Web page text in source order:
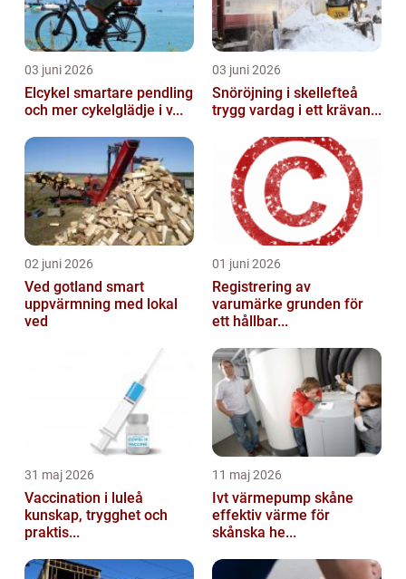
03 juni 2026
Elcykel smartare pendling
och mer cykelglädje i v...
03 juni 2026
Snöröjning i skellefteå
trygg vardag i ett krävan...
02 juni 2026
Ved gotland smart
uppvärmning med lokal
ved
01 juni 2026
Registrering av
varumärke grunden för
ett hållbar...
31 maj 2026
Vaccination i luleå
kunskap, trygghet och
praktis...
11 maj 2026
Ivt värmepump skåne
effektiv värme för
skånska he...